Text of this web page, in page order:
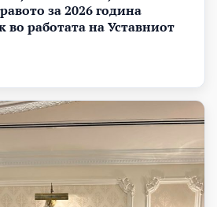
за 2026 година
во работата на Уставниот